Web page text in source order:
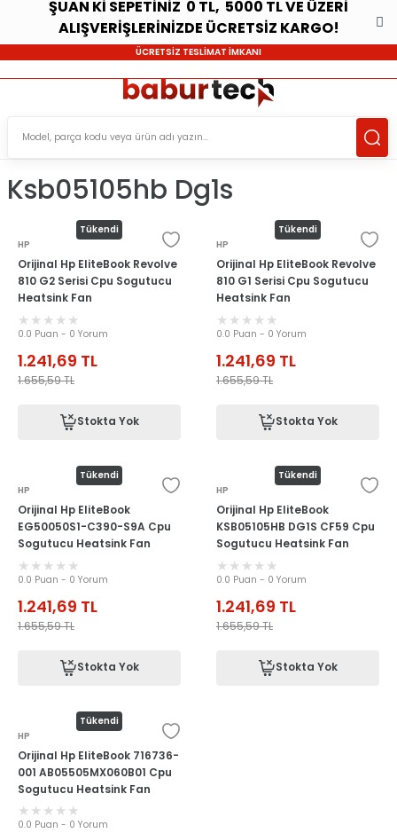
ŞUAN Kİ SEPETİNİZ 0 TL, 5000 TL VE ÜZERİ
ALIŞVERİŞLERİNİZDE ÜCRETSİZ KARGO!
ÜCRETSİZ TESLİMAT İMKANI
Ksb05105hb Dg1s
Tükendi
HP
Orijinal Hp EliteBook Revolve
810 G2 Serisi Cpu Sogutucu
Heatsink Fan
0.0 Puan - 0 Yorum
1.241,69 TL
1.655,59TL
Stokta Yok
Tükendi
HP
Orijinal Hp EliteBook Revolve
810 G1 Serisi Cpu Sogutucu
Heatsink Fan
0.0 Puan - 0 Yorum
1.241,69 TL
1.655,59TL
Stokta Yok
Tükendi
HP
Orijinal Hp EliteBook
EG50050S1-C390-S9A Cpu
Sogutucu Heatsink Fan
0.0 Puan - 0 Yorum
1.241,69 TL
1.655,59TL
Stokta Yok
Tükendi
HP
Orijinal Hp EliteBook
KSB05105HB DG1S CF59 Cpu
Sogutucu Heatsink Fan
0.0 Puan - 0 Yorum
1.241,69 TL
1.655,59TL
Stokta Yok
Tükendi
HP
Orijinal Hp EliteBook 716736-
001 AB05505MX060B01 Cpu
Sogutucu Heatsink Fan
0.0 Puan - 0 Yorum